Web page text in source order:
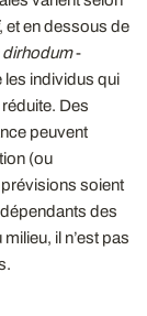
, et en dessous de
-
les individus qui
Des
peuvent
(ou
soient
des
il n’est pas